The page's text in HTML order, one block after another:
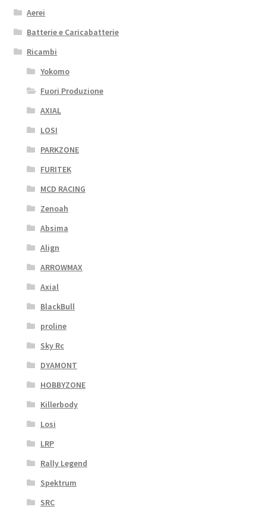
Aerei
Batterie e Caricabatterie
Ricambi
Yokomo
Fuori Produzione
AXIAL
LOSI
PARKZONE
FURITEK
MCD RACING
Zenoah
Absima
Align
ARROWMAX
Axial
BlackBull
proline
Sky Rc
DYAMONT
HOBBYZONE
Killerbody
Losi
LRP
Rally Legend
Spektrum
SRC